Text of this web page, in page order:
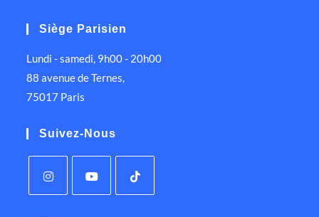
Siège Parisien
Lundi - samedi, 9h00 - 20h00
88 avenue de Ternes,
75017 Paris
Suivez-Nous